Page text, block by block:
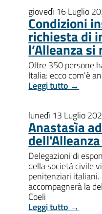
giovedì 16 Luglio
Condizioni
richiesta di
l’Alleanza
Oltre 350 persone
Italia: ecco com'è
Leggi tutto →
lunedì 13 Luglio
Anastasìa
Delegazioni di
della società civile
penitenziari italiani.
accompagnerà la
Coeli
Leggi tutto →